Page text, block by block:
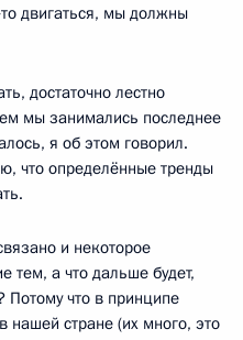
двигаться, мы должны
достаточно лестно
мы занимались последнее
я об этом говорил.
что определённые тренды
и некоторое
тем, а что дальше будет,
Потому что в принципе
нашей стране (их много, это